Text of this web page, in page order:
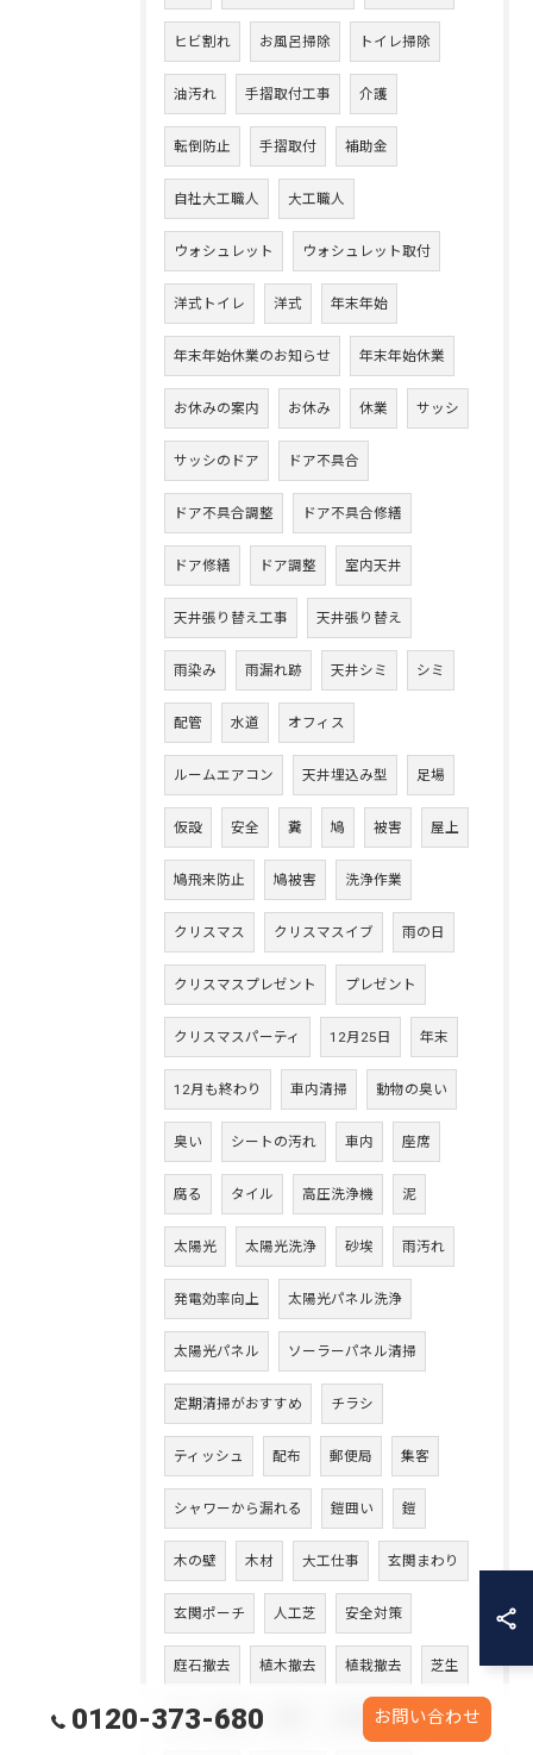
ヒビ割れ お風呂掃除 トイレ掃除
油汚れ 手摺取付工事 介護
転倒防止 手摺取付 補助金
自社大工職人 大工職人
ウォシュレット ウォシュレット取付
洋式トイレ 洋式 年末年始
年末年始休業のお知らせ 年末年始休業
お休みの案内 お休み 休業 サッシ
サッシのドア ドア不具合
ドア不具合調整 ドア不具合修繕
ドア修繕 ドア調整 室内天井
天井張り替え工事 天井張り替え
雨染み 雨漏れ跡 天井シミ シミ
配管 水道 オフィス
ルームエアコン 天井埋込み型 足場
仮設 安全 糞 鳩 被害 屋上
鳩飛来防止 鳩被害 洗浄作業
クリスマス クリスマスイブ 雨の日
クリスマスプレゼント プレゼント
クリスマスパーティ 12月25日 年末
12月も終わり 車内清掃 動物の臭い
臭い シートの汚れ 車内 座席
腐る タイル 高圧洗浄機 泥
太陽光 太陽光洗浄 砂埃 雨汚れ
発電効率向上 太陽光パネル洗浄
太陽光パネル ソーラーパネル清掃
定期清掃がおすすめ チラシ
ティッシュ 配布 郵便局 集客
シャワーから漏れる 鎧囲い 鎧
木の壁 木材 大工仕事 玄関まわり
玄関ポーチ 人工芝 安全対策
庭石撤去 植木撤去 植栽撤去 芝生
芝 庭石 工場塗装工事
0120-373-680 お問い合わせ